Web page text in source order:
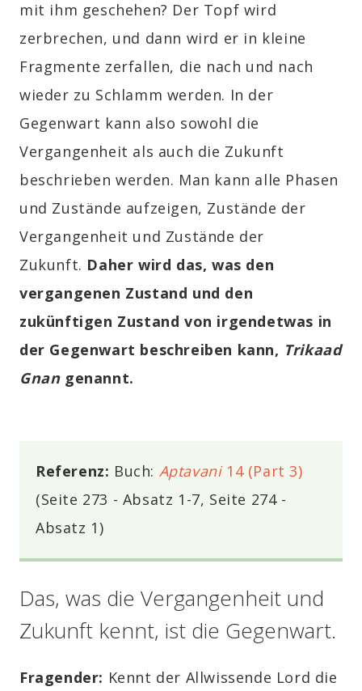
mit ihm geschehen? Der Topf wird
zerbrechen, und dann wird er in kleine
Fragmente zerfallen, die nach und nach
wieder zu Schlamm werden. In der
Gegenwart kann also sowohl die
Vergangenheit als auch die Zukunft
beschrieben werden. Man kann alle Phasen
und Zustände aufzeigen, Zustände der
Vergangenheit und Zustände der
Zukunft. Daher wird das, was den
vergangenen Zustand und den
zukünftigen Zustand von irgendetwas in
der Gegenwart beschreiben kann, Trikaad
Gnangenannt.
Referenz: Buch: Aptavani14 (Part 3)
(Seite 273 - Absatz 1-7, Seite 274 -
Absatz 1)
Das, was die Vergangenheit und
Zukunft kennt, ist die Gegenwart.
Fragender: Kennt der Allwissende Lord die